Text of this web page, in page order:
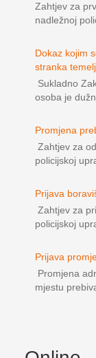
Zahtjev za
nadležnoj
Dokaz kojim
stranka
Sukladno
osoba je
Promjena
Zahtjev za
policijskoj
Prijava
Zahtjev za
policijskoj
Prijava
Promjena
mjestu